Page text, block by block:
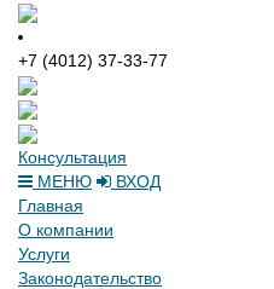
+7 (4012) 37-33-77
Консультация
МЕНЮ
ВХОД
Главная
О компании
Услуги
Законодательство